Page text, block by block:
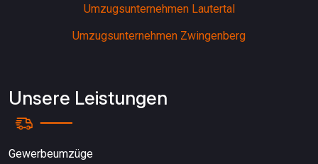
Umzugsunternehmen Lautertal
Umzugsunternehmen Zwingenberg
Unsere Leistungen
Gewerbeumzüge